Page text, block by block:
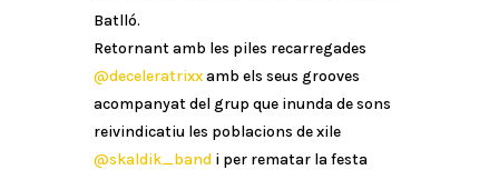
Batlló.
Retornant amb les piles recarregades
@deceleratrixxamb els seus grooves
acompanyat del grup que inunda de sons
reivindicatiu les poblacions de xile
@skaldik_band i per rematar la festa